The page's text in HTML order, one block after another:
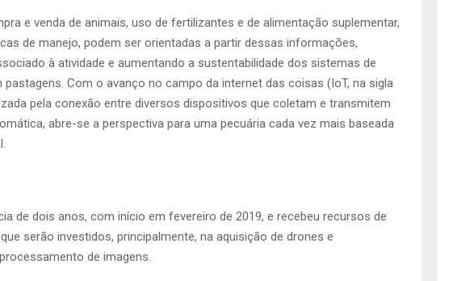
e venda de animais, uso de fertilizantes e de alimentação suplementar,
de manejo, podem ser orientadas a partir dessas informações,
à atividade e aumentando a sustentabilidade dos sistemas de
pastagens. Com o avanço no campo da internet das coisas (IoT, na sigla
pela conexão entre diversos dispositivos que coletam e transmitem
abre-se a perspectiva para uma pecuária cada vez mais baseada
de dois anos, com início em fevereiro de 2019, e recebeu recursos de
serão investidos, principalmente, na aquisição de drones e
de imagens.